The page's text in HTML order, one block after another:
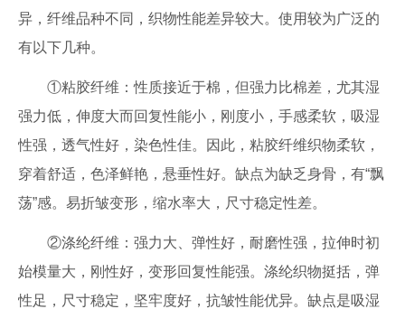
异，纤维品种不同，织物性能差异较大。使用较为广泛的
有以下几种。
①粘胶纤维：性质接近于棉，但强力比棉差，尤其湿
强力低，伸度大而回复性能小，刚度小，手感柔软，吸湿
性强，透气性好，染色性佳。因此，粘胶纤维织物柔软，
穿着舒适，色泽鲜艳，悬垂性好。缺点为缺乏身骨，有“飘
荡”感。易折皱变形，缩水率大，尺寸稳定性差。
②涤纶纤维：强力大、弹性好，耐磨性强，拉伸时初
始模量大，刚性好，变形回复性能强。涤纶织物挺括，弹
性足，尺寸稳定，坚牢度好，抗皱性能优异。缺点是吸湿